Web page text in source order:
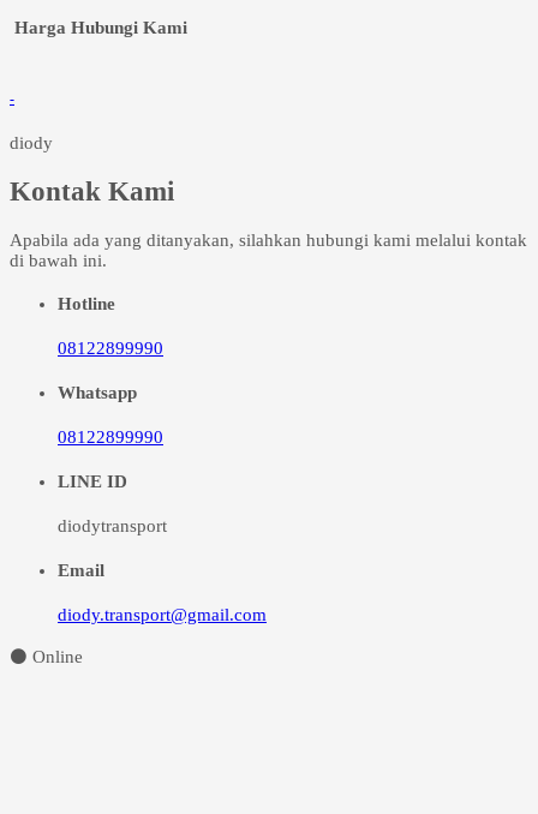
Harga Hubungi Kami
-
diody
Kontak Kami
Apabila ada yang ditanyakan, silahkan hubungi kami melalui kontak
di bawah ini.
Hotline
08122899990
Whatsapp
08122899990
LINE ID
diodytransport
Email
diody.transport@gmail.com
⚫ Online